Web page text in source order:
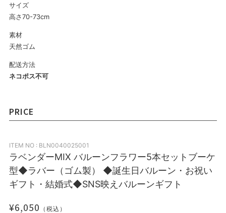
サイズ
高さ70-73cm
素材
天然ゴム
配送方法
ネコポス不可
PRICE
ITEM NO : BLN0040025001
ラベンダーMIX バルーンフラワー5本セットブーケ
型◆ラバー（ゴム製） ◆誕生日バルーン・お祝い
ギフト・結婚式◆SNS映えバルーンギフト
¥6,050 （税込）